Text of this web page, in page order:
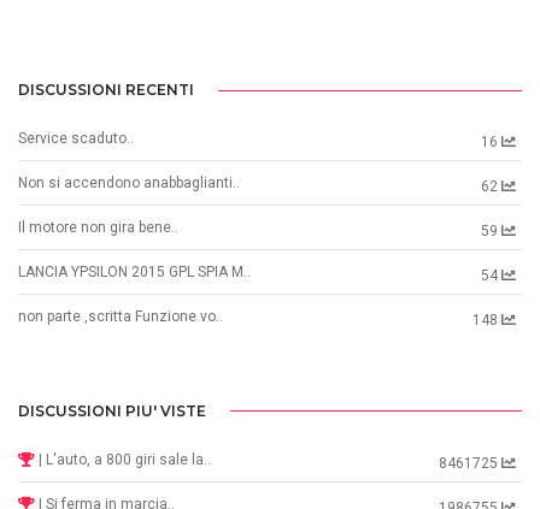
DISCUSSIONI RECENTI
Service scaduto.. 16
Non si accendono anabbaglianti.. 62
Il motore non gira bene.. 59
LANCIA YPSILON 2015 GPL SPIA M.. 54
non parte ,scritta Funzione vo.. 148
DISCUSSIONI PIU' VISTE
| L'auto, a 800 giri sale la.. 8461725
| Si ferma in marcia..